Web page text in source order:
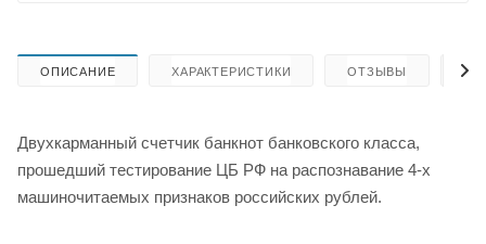
ОПИСАНИЕ ХАРАКТЕРИСТИКИ ОТЗЫВЫ
Двухкарманный счетчик банкнот банковского класса,
прошедший тестирование ЦБ РФ на распознавание 4-х
машиночитаемых признаков российских рублей.